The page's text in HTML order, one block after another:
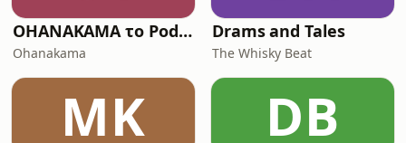
OHANAKAMA το Podcast
Ohanakama
Drams and Tales
The Whisky Beat
ΜΚ DB